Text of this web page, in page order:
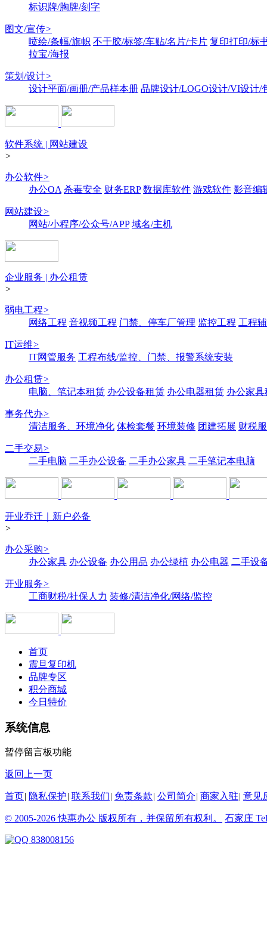
标识牌/胸牌/刻字
图文/宣传>
喷绘/条幅/旗帜 不干胶/标签/车贴/名片/卡片 复印打印/标
拉宝/海报
策划/设计>
设计平面/画册/产品样本册 品牌设计/LOGO设计/VI设计/
软件系统 | 网站建设
>
办公软件>
办公OA 杀毒安全 财务ERP 数据库软件 游戏软件 影音编
网站建设>
网站/小程序/公众号/APP 域名/主机
企业服务 | 办公租赁
>
弱电工程>
网络工程 音视频工程 门禁、停车厂管理 监控工程 工程
IT运维>
IT网管服务 工程布线/监控、门禁、报警系统安装
办公租赁>
电脑、笔记本租赁 办公设备租赁 办公电器租赁 办公家具
事务代办>
清洁服务、环境净化 体检套餐 环境装修 团建拓展 财税
二手交易>
二手电脑 二手办公设备 二手办公家具 二手笔记本电脑
开业乔迁｜新户必备
>
办公采购>
办公家具 办公设备 办公用品 办公绿植 办公电器 二手设
开业服务>
工商财税/社保人力 装修/清洁净化/网络/监控
首页
震旦复印机
品牌专区
积分商城
今日特价
系统信息
暂停留言板功能
返回上一页
首页| 隐私保护| 联系我们| 免责条款| 公司简介| 商家入驻| 意见
© 2005-2026 快惠办公 版权所有，并保留所有权利。 石家庄
838008156